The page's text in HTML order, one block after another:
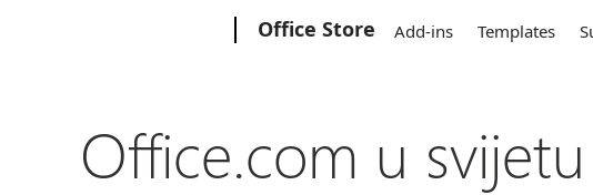
Office Store Add-ins Templates
Office.com u svijetu